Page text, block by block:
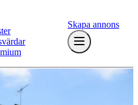
Skapa annons